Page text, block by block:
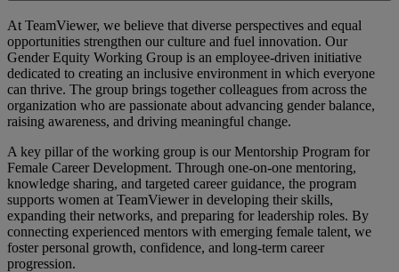
At TeamViewer, we believe that diverse perspectives and equal
opportunities strengthen our culture and fuel innovation. Our
Gender Equity Working Group is an employee-driven initiative
dedicated to creating an inclusive environment in which everyone
can thrive. The group brings together colleagues from across the
organization who are passionate about advancing gender balance,
raising awareness, and driving meaningful change.
A key pillar of the working group is our Mentorship Program for
Female Career Development. Through one-on-one mentoring,
knowledge sharing, and targeted career guidance, the program
supports women at TeamViewer in developing their skills,
expanding their networks, and preparing for leadership roles. By
connecting experienced mentors with emerging female talent, we
foster personal growth, confidence, and long-term career
progression.